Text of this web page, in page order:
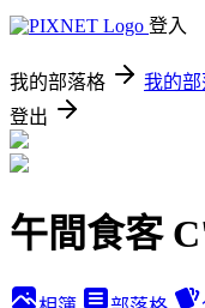
登入
我的部落格 我的
登出
午間食客